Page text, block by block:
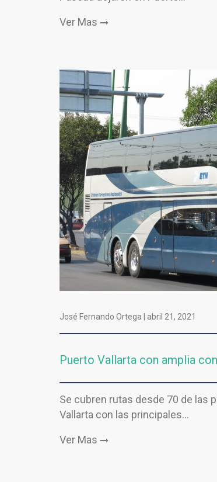
Ver Mas
José Fernando Ortega | abril 21, 2021
Puerto Vallarta con amplia
Se cubren rutas desde 70 de las
Vallarta con las principales…
Ver Mas